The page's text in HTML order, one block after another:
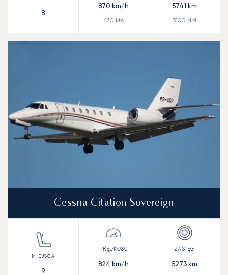
8
870 km/h
470 kts
5741 km
3100 NM
Cessna Citation Sovereign
9
824 km/h 5273km